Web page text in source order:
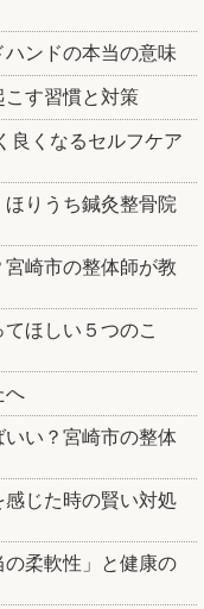
ンドの本当の意味
こす習慣と対策
良くなるセルフケア
りうち鍼灸整骨院
崎市の整体師が教
ほしい５つのこ
へ
い？宮崎市の整体
じた時の賢い対処
柔軟性」と健康の